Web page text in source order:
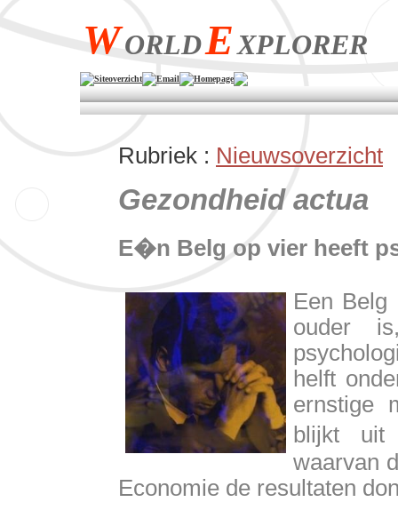
WORLDEXPLORER
Siteoverzicht Email Homepage
Rubriek : Nieuwsoverzicht
Gezondheid actua
E�n Belg op vier heeft
Een
ouder
helft
ernstige
blijkt uit
waarvan
Economie de resultaten